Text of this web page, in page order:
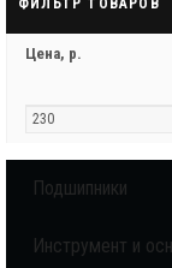
ФИЛЬТР ТОВАРОВ
Цена, р.
Подшипники
Инструмент и